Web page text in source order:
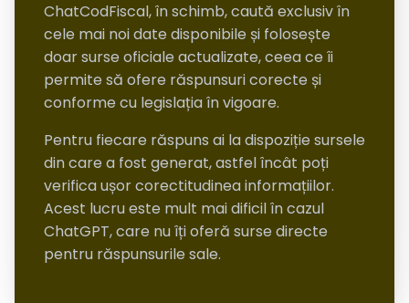
ChatCodFiscal, în schimb, caută exclusiv în
cele mai noi date disponibile și folosește
doar surse oficiale actualizate, ceea ce îi
permite să ofere răspunsuri corecte și
conforme cu legislația în vigoare.
Pentru fiecare răspuns ai la dispoziție sursele
din care a fost generat, astfel încât poți
verifica ușor corectitudinea informațiilor.
Acest lucru este mult mai dificil în cazul
ChatGPT, care nu îți oferă surse directe
pentru răspunsurile sale.